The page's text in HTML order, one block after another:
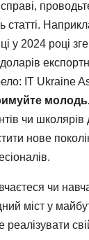
статті.
у 2024 році
IT Ukraine
чи
нове
чи
міст у